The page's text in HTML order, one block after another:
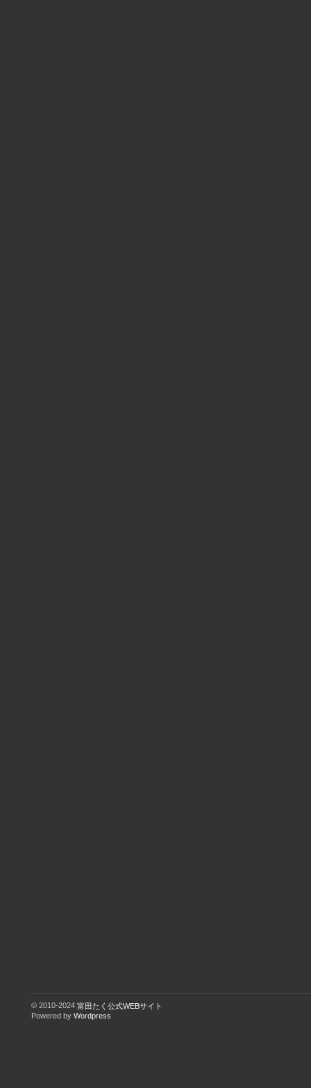
© 2010-2024 富田たく公式WEBサイト
Powered by Wordpress